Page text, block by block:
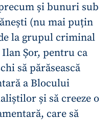
și bunuri sub
(nu mai puțin
la grupul criminal
Șor, pentru ca
să părăsească
a Blocului
și să creeze o
care să